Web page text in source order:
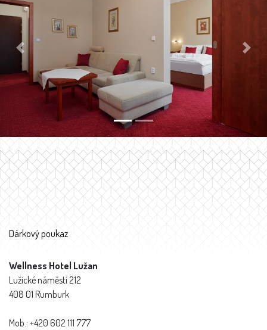
Previous Next
Dárkový poukaz
Wellness Hotel Lužan
Lužické náměstí 212
408 01 Rumburk
Mob.: +420 602 111 777